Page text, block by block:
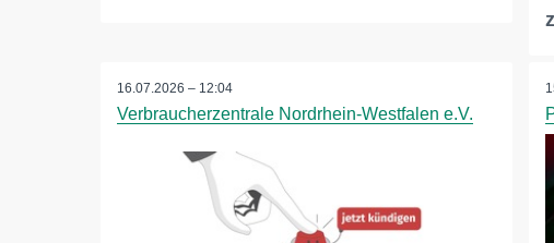
16.07.2026 – 12:04
Verbraucherzentrale Nordrhein-Westfalen e.V.